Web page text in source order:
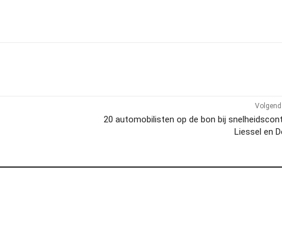
20 automobilisten op de bon bij
Liessel en